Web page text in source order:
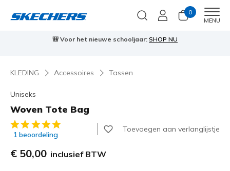
0
MENU
🎒 Voor het nieuwe schooljaar: SHOP NU
KLEDING Accessoires Tassen
Uniseks
Woven Tote Bag
5 van de 5 klantbeoordelingen
1 beoordeling
Toevoegen aan verlanglijstje
€ 50,00 inclusief BTW